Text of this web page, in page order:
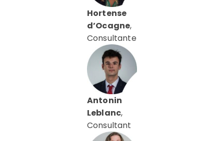
Hortense
d’Ocagne,
Consultante
Antonin
Leblanc,
Consultant